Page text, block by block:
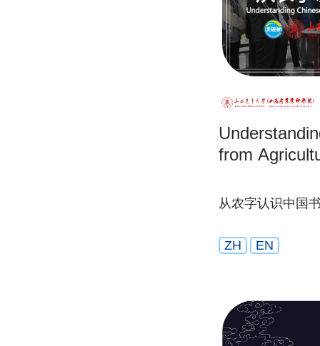
from
从农字认识中国
ZH EN